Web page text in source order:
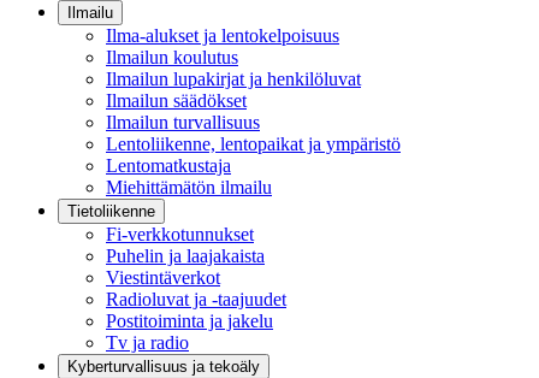
Ilmailu
Ilma-alukset ja lentokelpoisuus
Ilmailun koulutus
Ilmailun lupakirjat ja henkilöluvat
Ilmailun säädökset
Ilmailun turvallisuus
Lentoliikenne, lentopaikat ja ympäristö
Lentomatkustaja
Miehittämätön ilmailu
Tietoliikenne
Fi-verkkotunnukset
Puhelin ja laajakaista
Viestintäverkot
Radioluvat ja -taajuudet
Postitoiminta ja jakelu
Tv ja radio
Kyberturvallisuus ja tekoäly